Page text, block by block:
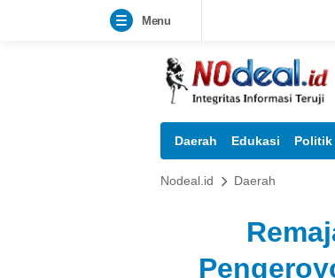
Menu
Daerah Edukasi Politik
Nodeal.id Daerah